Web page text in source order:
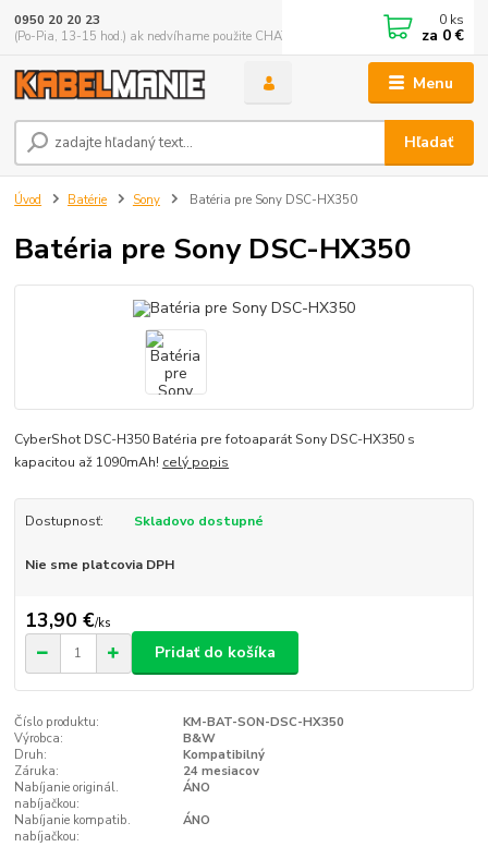
Menu
Hľadať
0950 20 20 23
(Po-Pia, 13-15 hod.) ak nedvíhame použite CHATBOX
0 ks
za 0 €
Úvod Batérie Sony Batéria pre Sony DSC-HX350
Batéria pre Sony DSC-HX350
CyberShot DSC-H350 Batéria pre fotoaparát Sony DSC-HX350 s
kapacitou až 1090mAh! celý popis
Dostupnosť: Skladovo dostupné
Nie sme platcovia DPH
13,90 €/ks
Pridať do košíka
Číslo produktu:
KM-BAT-SON-DSC-HX350
Výrobca:
B&W
Druh:
Kompatibilný
Záruka:
24 mesiacov
Nabíjanie originál.
nabíjačkou:
ÁNO
Nabíjanie kompatib.
nabíjačkou:
ÁNO